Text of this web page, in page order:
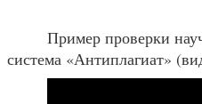
Пример проверки
система «Антиплагиат»